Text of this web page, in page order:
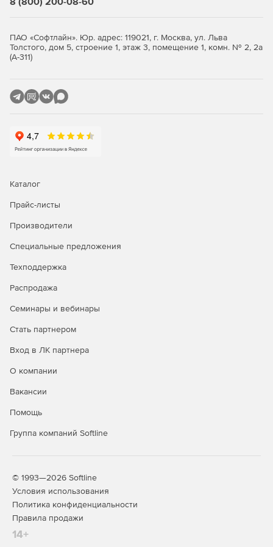
конкретные задачи.
конструкторские документы, расчетные модели,
чертежи и т. д.
ST – размерность решаемых задач не превышает 1,5
XE – нет ограничений по размерности решаемых
задач (фактическая размерность ограничивается
Engineering также можно подразделить на следующие
металлических, железобетонных и армокаменных
Steel-Concrete-Wood – расчет и проектирование
деревянных конструкций с возможностью расчета
Кроме того, помимо базовых возможностей для продукта
(опции):
Fracture: механика разрушения.
Fatigue: расчет выносливости.
Pipe: расчет элементов трубопроводов.
ПАО «Софтлайн». Юр. адрес: 119021, г. Москва, ул. Льва
Толстого, дом 5, строение 1, этаж 3, помещение 1, комн. № 2, 2а
(А-311)
Каталог
Прайс-листы
Производители
Специальные предложения
Техподдержка
Распродажа
Семинары и вебинары
Стать партнером
Вход в ЛК партнера
О компании
Вакансии
Помощь
Группа компаний Softline
© 1993—2026 Softline
Условия использования
Политика конфиденциальности
Правила продажи
14+